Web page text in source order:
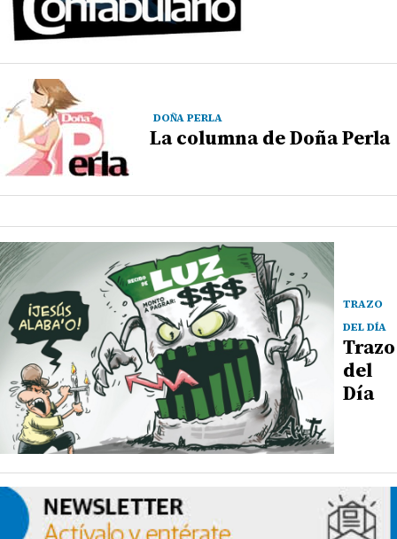
DOÑA PERLA
La columna de Doña Perla
TRAZO
DEL DÍA
Trazo
del
Día